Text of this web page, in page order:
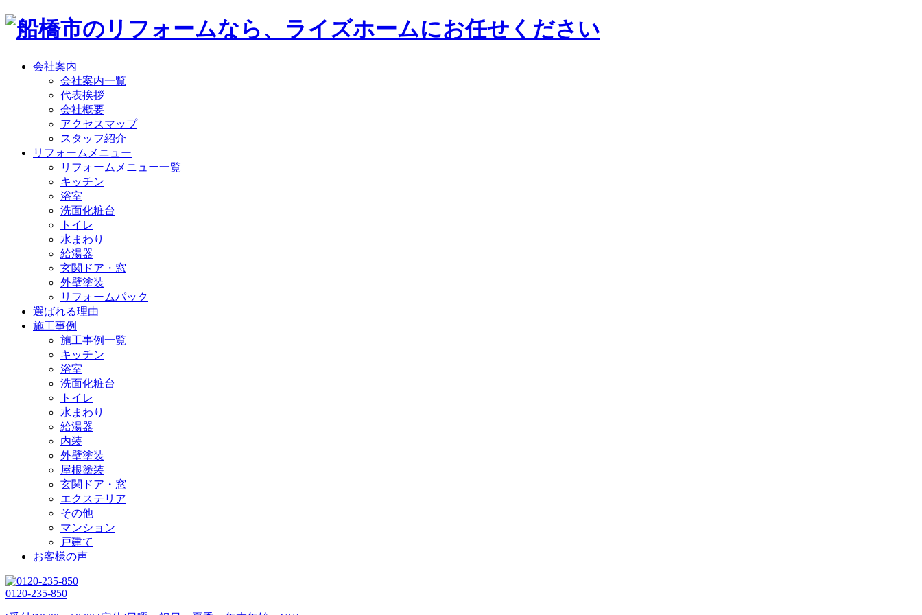
会社案内
会社案内一覧
代表挨拶
会社概要
アクセスマップ
スタッフ紹介
リフォームメニュー
リフォームメニュー一覧
キッチン
浴室
洗面化粧台
トイレ
水まわり
給湯器
玄関ドア・窓
外壁塗装
リフォームパック
選ばれる理由
施工事例
施工事例一覧
キッチン
浴室
洗面化粧台
トイレ
水まわり
給湯器
内装
外壁塗装
屋根塗装
玄関ドア・窓
エクステリア
その他
マンション
戸建て
お客様の声
0120-235-850